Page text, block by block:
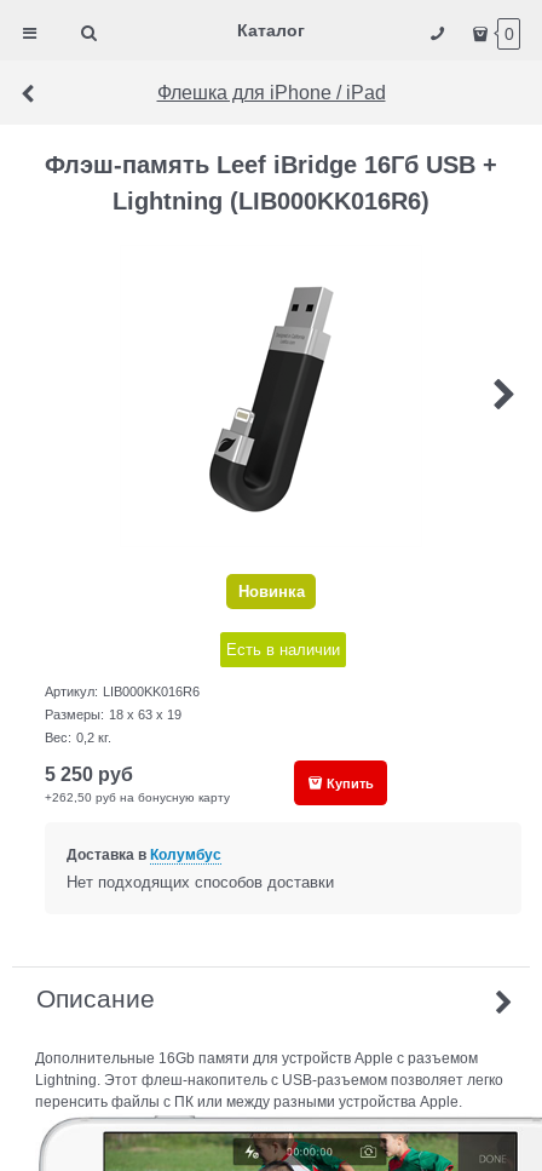
Каталог 0
Флешка для iPhone / iPad
Флэш-память Leef iBridge 16Гб USB +
Lightning (LIB000KK016R6)
Новинка
Есть в наличии
Артикул: LIB000KK016R6
Размеры: 18 x 63 x 19
Вес: 0,2 кг.
5 250 руб
+262,50 руб на бонусную карту
Купить
Доставка в Колумбус
Нет подходящих способов доставки
Описание
Дополнительные 16Gb памяти для устройств Apple с разъемом
Lightning. Этот флеш-накопитель с USB-разъемом позволяет легко
перенсить файлы с ПК или между разными устройства Apple.